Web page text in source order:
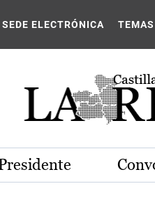
La
SEDE ELECTRÓNICA TEMAS